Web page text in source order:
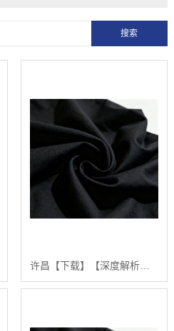
许昌【下载】【深度解析】2024年涤棉面料品质排行榜与选购指南【什么意思?】